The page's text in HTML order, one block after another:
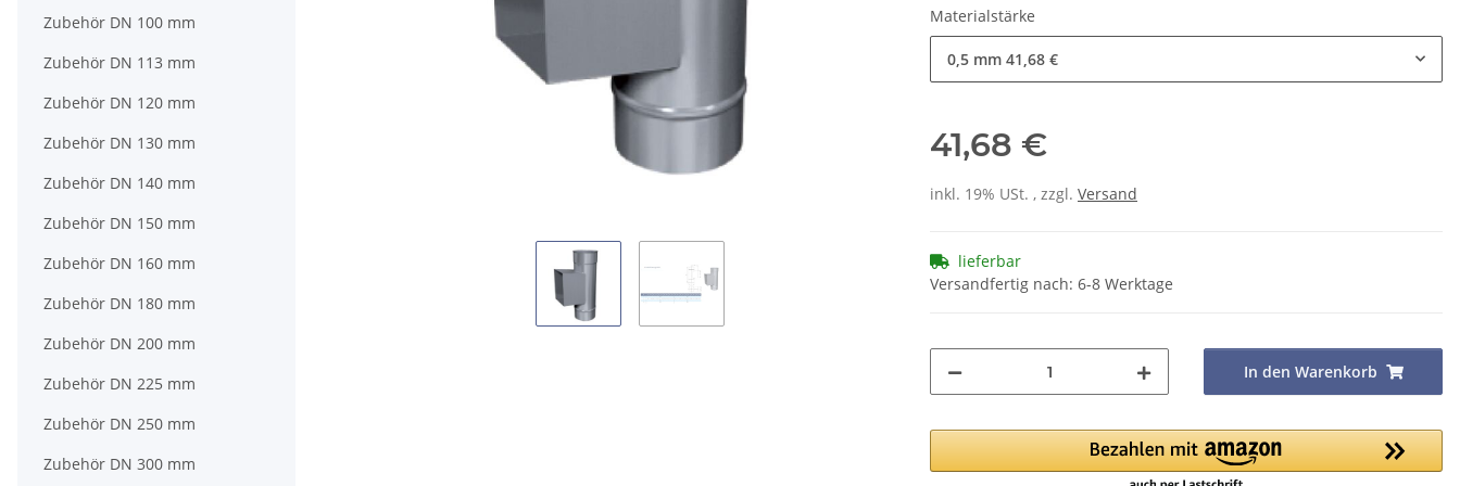
Materialstärke
0,5 mm 41,68 €
41,68 €
inkl. 19% USt. , zzgl. Versand
lieferbar
Versandfertig nach: 6-8 Werktage
In den Warenkorb
Zubehör DN 100 mm
Zubehör DN 113 mm
Zubehör DN 120 mm
Zubehör DN 130 mm
Zubehör DN 140 mm
Zubehör DN 150 mm
Zubehör DN 160 mm
Zubehör DN 180 mm
Zubehör DN 200 mm
Zubehör DN 225 mm
Zubehör DN 250 mm
Zubehör DN 300 mm